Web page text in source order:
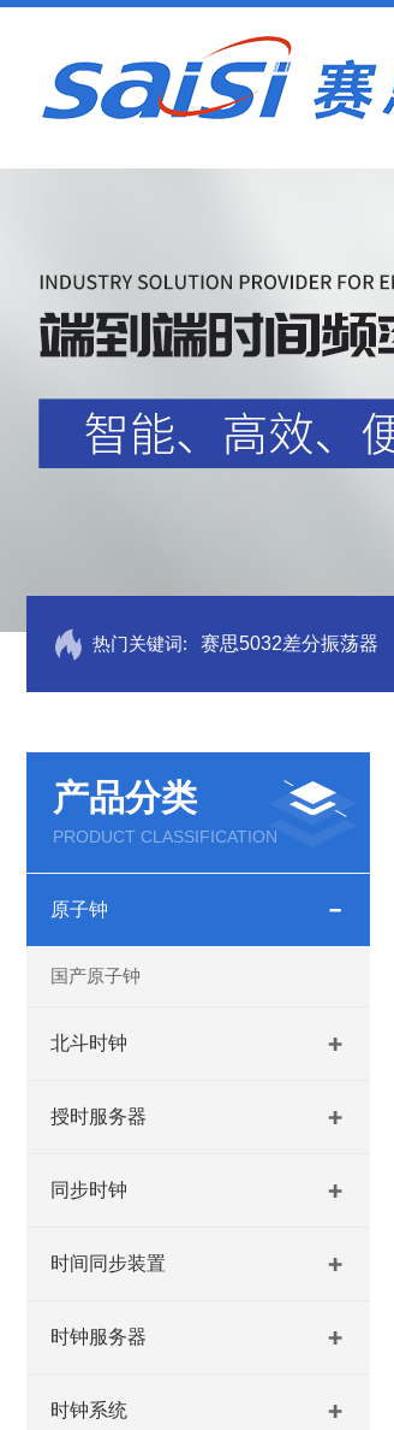
热门关键词: 赛思5032差分振荡器
产品分类
PRODUCT CLASSIFICATION
原子钟
国产原子钟
北斗时钟
授时服务器
同步时钟
时间同步装置
时钟服务器
时钟系统